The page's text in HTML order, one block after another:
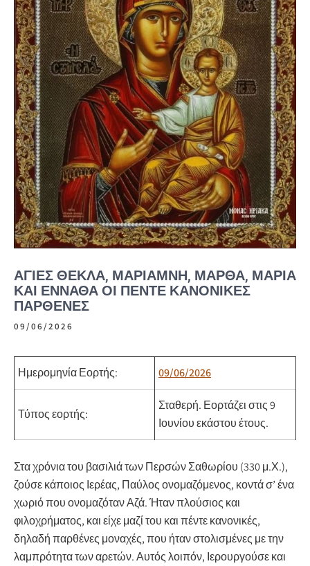
ΑΓΊΕΣ ΘΈΚΛΑ, ΜΑΡΙΆΜΝΗ, ΜΆΡΘΑ, ΜΑΡΊΑ
ΚΑΙ ΕΝΝΑΘΆ ΟΙ ΠΈΝΤΕ ΚΑΝΟΝΙΚΈΣ
ΠΑΡΘΈΝΕΣ
09/06/2026
Ημερομηνία Εορτής: 09/06/2026
Τύπος εορτής:
Σταθερή. Εορτάζει στις 9
Ιουνίου εκάστου έτους.
Στα χρόνια του βασιλιά των Περσών Σαθωρίου (330 μ.Χ.),
ζούσε κάποιος Ιερέας, Παύλος ονομαζόμενος, κοντά σ’ ένα
χωριό που ονομαζόταν Αζά. Ήταν πλούσιος και
φιλοχρήματος, και είχε μαζί του και πέντε κανονικές,
δηλαδή παρθένες μοναχές, που ήταν στολισμένες με την
λαμπρότητα των αρετών. Αυτός λοιπόν, Ιερουργούσε και